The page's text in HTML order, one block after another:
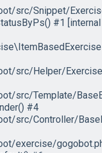
src/Snippet/
#1 [internal
src/Helper/
src/Template/
#4
src/Controller/
exercise/